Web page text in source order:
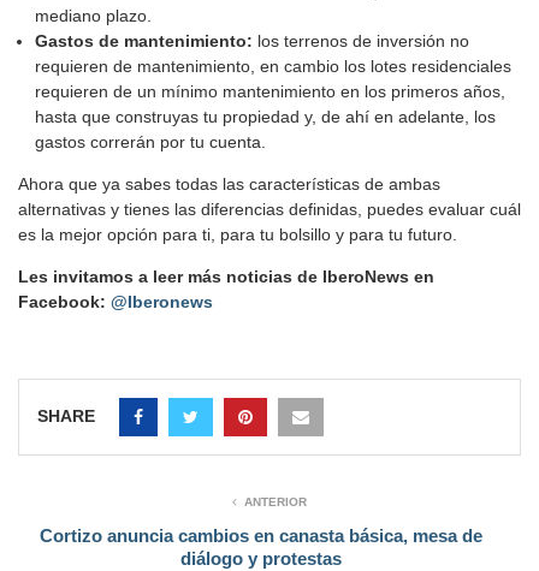
mediano plazo.
Gastos de mantenimiento: los terrenos de inversión no
requieren de mantenimiento, en cambio los lotes residenciales
requieren de un mínimo mantenimiento en los primeros años,
hasta que construyas tu propiedad y, de ahí en adelante, los
gastos correrán por tu cuenta.
Ahora que ya sabes todas las características de ambas
alternativas y tienes las diferencias definidas, puedes evaluar cuál
es la mejor opción para ti, para tu bolsillo y para tu futuro.
Les invitamos a leer más noticias de IberoNews en
Facebook: @Iberonews
SHARE
ANTERIOR
Cortizo anuncia cambios en canasta básica, mesa de
diálogo y protestas